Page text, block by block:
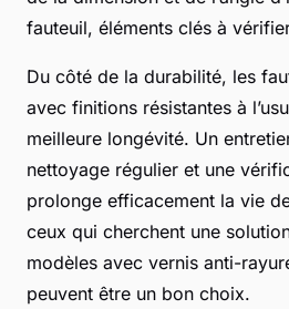
fauteuil, éléments clés à
Du côté de la durabilité, les
avec finitions résistantes à
meilleure longévité. Un
nettoyage régulier et une
prolonge efficacement la vie
ceux qui cherchent une
modèles avec vernis anti-
peuvent être un bon choix.